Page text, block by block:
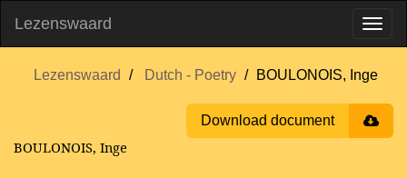
Lezenswaard
Lezenswaard Dutch - Poetry BOULONOIS, Inge
Download document
BOULONOIS, Inge